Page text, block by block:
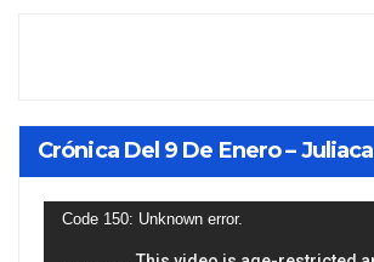
Crónica Del 9 De Enero – Juliaca
Reproductor
Code 150: Unknown error.